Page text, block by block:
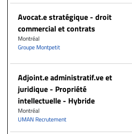
Avocat.e stratégique - droit
commercial et contrats
Montréal
Groupe Montpetit
Adjoint.e administratif.ve et
juridique - Propriété
intellectuelle - Hybride
Montréal
UMAN Recrutement